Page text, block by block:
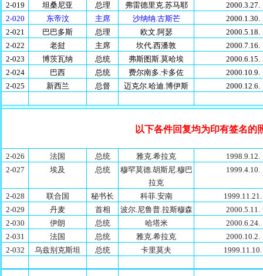
2-019
坦桑尼亚 总理 弗雷德里克.苏马耶
2000.3.27.
2-020
东帝汶 主席 沙纳纳.古斯芒
2000.1.30.
2-021
巴巴多斯 总理 欧文.阿瑟
2000.5.18.
2-022
老挝 主席 坎代.西潘敦
2000.7.16.
2-023
博茨瓦纳 总统 弗斯图斯.莫哈埃
2000.6.15.
2-024
巴西 总统 费尔南多.卡多佐
2000.10.9.
2-025
新西兰 总督 迈克尔.哈迪.博伊斯 2000.12.6.
以下各件回复均为印有签名的
2-026 法国 总统 雅克.希拉克
1998.9.12.
2-027
埃及 总统
穆罕莫德.胡斯尼.穆巴
拉克
1999.4.10.
2-028 联合国 秘书长 科菲.安南
1999.11.21.
2-029
丹麦 首相 波尔.尼鲁普.拉斯穆森
2000.5.11.
2-030
伊朗 总统 哈塔米
2000.6.24.
2-031
法国 总统 雅克.希拉克
2000.10.2.
2-032
乌兹别克斯坦 总统 卡里莫夫 1999.11.10.